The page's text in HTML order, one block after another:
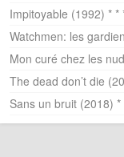
Impitoyable (1992) * *
Watchmen: les
Mon curé chez les
The dead don’t die
Sans un bruit (2018) *